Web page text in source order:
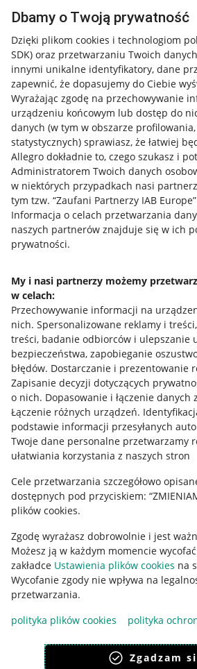
Dbamy o Twoją prywatność
Dzięki plikom cookies i technologiom
SDK) oraz przetwarzaniu Twoich
innymi unikalne identyfikatory, dane
zapewnić, że dopasujemy do Ciebie
Wyrażając zgodę na przechowywanie
urządzeniu końcowym lub dostęp do
danych (w tym w obszarze
statystycznych) sprawiasz, że łatwiej
Allegro dokładnie to, czego szukasz i
Administratorem Twoich danych
w niektórych przypadkach nasi
tym tzw. “Zaufani Partnerzy IAB
Informacja o celach przetwarzania
naszych partnerów znajduje się w ich
prywatności.
My i nasi partnerzy możemy
w celach:
Przechowywanie informacji na
nich. Spersonalizowane reklamy i
treści, badanie odbiorców i ulepszanie
bezpieczeństwa, zapobieganie
błędów. Dostarczanie i prezentowanie
Zapisanie decyzji dotyczących
o nich. Dopasowanie i łączenie danych
Łączenie różnych urządzeń.
podstawie informacji przesyłanych
Twoje dane personalne przetwarzamy
ułatwiania korzystania z naszych stron
Cele przetwarzania szczegółowo
dostępnych pod przyciskiem:
plików cookies.
Zgodę wyrażasz dobrowolnie i jest
Możesz ją w każdym momencie
zakładce Ustawienia plików cookies na
Wycofanie zgody nie wpływa na
przetwarzania.
polityka plików cookies
polityka
Zgadzam
Nawigacja
Przydatne informacje
Jak to działa
Allegro Gadane dla sprzedających
Allegro Gadane dla kupujących
Mapa miejscowości
Informacje prawne
Regulamin
Polityka plików "cookies"
Ustawienia plików "cookies"
Udostępnianie lokalizacji
Informacje dla Aktu o Usługach
Pobierz aplikację